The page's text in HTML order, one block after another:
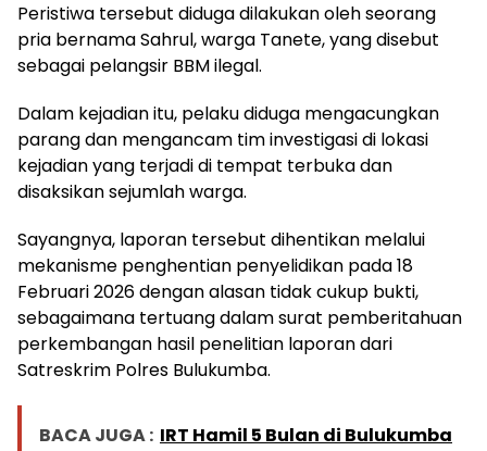
Peristiwa tersebut diduga dilakukan oleh seorang
pria bernama Sahrul, warga Tanete, yang disebut
sebagai pelangsir BBM ilegal.
Dalam kejadian itu, pelaku diduga mengacungkan
parang dan mengancam tim investigasi di lokasi
kejadian yang terjadi di tempat terbuka dan
disaksikan sejumlah warga.
Sayangnya, laporan tersebut dihentikan melalui
mekanisme penghentian penyelidikan pada 18
Februari 2026 dengan alasan tidak cukup bukti,
sebagaimana tertuang dalam surat pemberitahuan
perkembangan hasil penelitian laporan dari
Satreskrim Polres Bulukumba.
BACA JUGA : IRT Hamil 5 Bulan di Bulukumba